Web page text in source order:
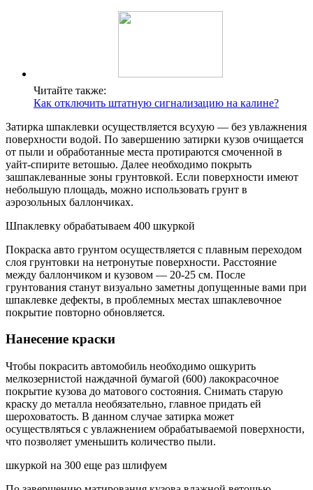
Читайте также:
Как отключить штатную сигнализацию на калине?
Затирка шпаклевки осуществляется всухую — без увлажнения
поверхности водой. По завершению затирки кузов очищается
от пыли и обработанные места протираются смоченной в
уайт-спирите ветошью. Далее необходимо покрыть
зашпаклеванные зоны грунтовкой. Если поверхности имеют
небольшую площадь, можно использовать грунт в
аэрозольных баллончиках.
Шпаклевку обрабатываем 400 шкуркой
Покраска авто грунтом осуществляется с плавным переходом
слоя грунтовки на нетронутые поверхности. Расстояние
между баллончиком и кузовом — 20-25 см. После
грунтования станут визуально заметны допущенные вами при
шпаклевке дефекты, в проблемных местах шпаклевочное
покрытие повторно обновляется.
Нанесение краски
Чтобы покрасить автомобиль необходимо ошкурить
мелкозернистой наждачной бумагой (600) лакокрасочное
покрытие кузова до матового состояния. Снимать старую
краску до металла необязательно, главное придать ей
шероховатость. В данном случае затирка может
осуществляться с увлажнением обрабатываемой поверхности,
что позволяет уменьшить количество пыли.
шкуркой на 300 еще раз шлифуем